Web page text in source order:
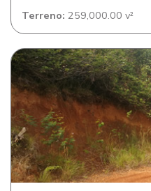
Terreno: 259,000.00 v²
Lote de Terreno entre